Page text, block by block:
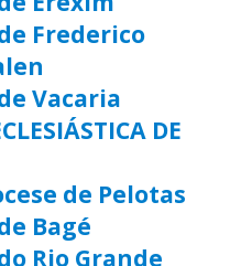
Frederico
Vacaria
DE
de Pelotas
Bagé
Rio Grande